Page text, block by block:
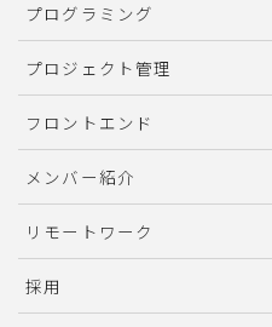
プログラミング
プロジェクト管理
フロントエンド
メンバー紹介
リモートワーク
採用